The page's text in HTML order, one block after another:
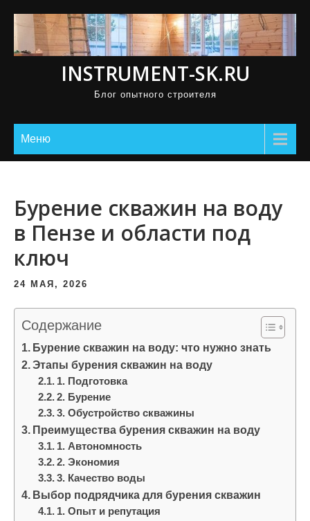
ь
INSTRUMENT-SK.RU
Блог опытного строителя
Меню
Бурение скважин на воду
в Пензе и области под
ключ
24 МАЯ, 2026
Содержание
Бурение скважин на воду: что нужно знать
Этапы бурения скважин на воду
1. Подготовка
2. Бурение
3. Обустройство скважины
Преимущества бурения скважин на воду
1. Автономность
2. Экономия
3. Качество воды
Выбор подрядчика для бурения скважин
1. Опыт и репутация